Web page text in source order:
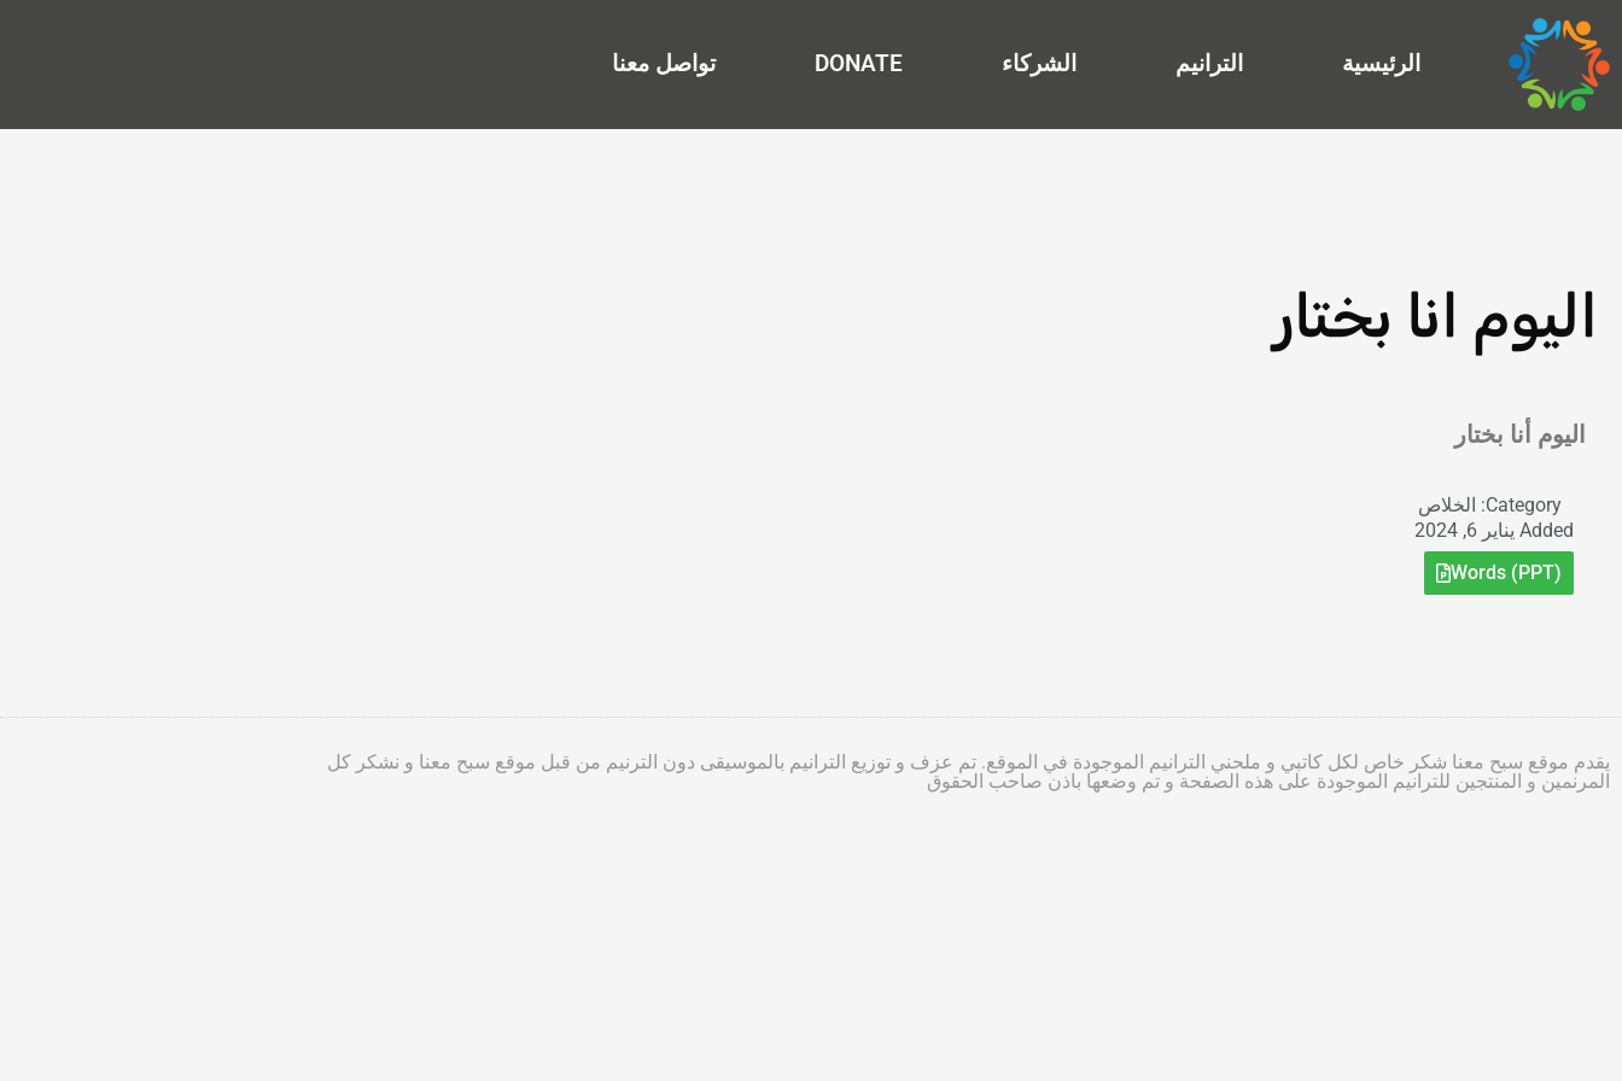
إلى
المحتوى
الرئيسية الترانيم الشركاء DONATE تواصل معنا
اليوم انا بختار
اليوم أنا بختار
Category: الخلاص
Added يناير 6, 2024
Words (PPT)
يقدم موقع سبح معنا شكر خاص لكل كاتبي و ملحني الترانيم الموجودة في الموقع. تم عزف و توزيع الترانيم بالموسيقى دون الترنيم من قبل موقع سبح معنا و نشكر كل
المرنمين و المنتجين للترانيم الموجودة على هذه الصفحة و تم وضعها باذن صاحب الحقوق